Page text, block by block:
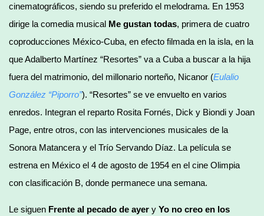
cinematográficos, siendo su preferido el melodrama. En 1953
dirige la comedia musical Me gustan todas, primera de cuatro
coproducciones México-Cuba, en efecto filmada en la isla, en la
que Adalberto Martínez “Resortes” va a Cuba a buscar a la hija
fuera del matrimonio, del millonario norteño, Nicanor (Eulalio
González “Piporro”). “Resortes” se ve envuelto en varios
enredos. Integran el reparto Rosita Fornés, Dick y Biondi y Joan
Page, entre otros, con las intervenciones musicales de la
Sonora Matancera y el Trío Servando Díaz. La película se
estrena en México el 4 de agosto de 1954 en el cine Olimpia
con clasificación B, donde permanece una semana.
Le siguen Frente al pecado de ayer y Yo no creo en los